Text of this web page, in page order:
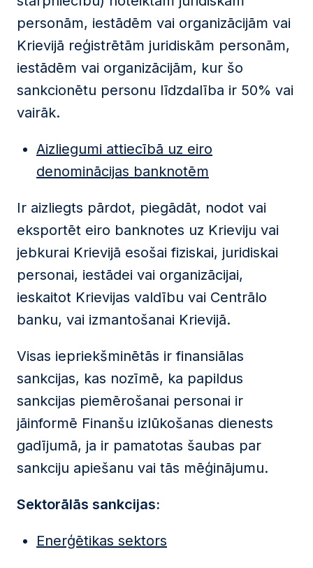
personām, iestādēm vai organizācijām vai
Krievijā reģistrētām juridiskām personām,
iestādēm vai organizācijām, kur šo
sankcionētu personu līdzdalība ir 50% vai
vairāk.
Aizliegumi attiecībā uz eiro
denominācijas banknotēm
Ir aizliegts pārdot, piegādāt, nodot vai
eksportēt eiro banknotes uz Krieviju vai
jebkurai Krievijā esošai fiziskai, juridiskai
personai, iestādei vai organizācijai,
ieskaitot Krievijas valdību vai Centrālo
banku, vai izmantošanai Krievijā.
Visas iepriekšminētās ir finansiālas
sankcijas, kas nozīmē, ka papildus
sankcijas piemērošanai personai ir
jāinformē Finanšu izlūkošanas dienests
gadījumā, ja ir pamatotas šaubas par
sankciju apiešanu vai tās mēģinājumu.
Sektorālās sankcijas:
Enerģētikas sektors